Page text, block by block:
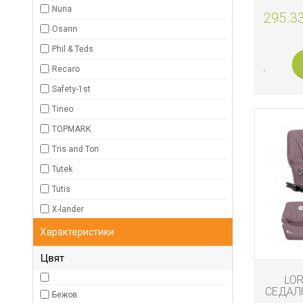
Nuna
Osann
Phil & Teds
Recaro
Safety-1st
Tineo
TOPMARK
Tris and Ton
Tutek
Tutis
X-lander
Характеристики
Цвят
Бежов